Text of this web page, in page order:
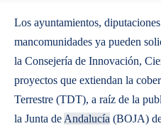
Los ayuntamientos,
mancomunidades ya pueden
la Consejería de Innovación,
proyectos que extiendan la
Terrestre (TDT), a raíz de la
la Junta de Andalucía (BOJA)